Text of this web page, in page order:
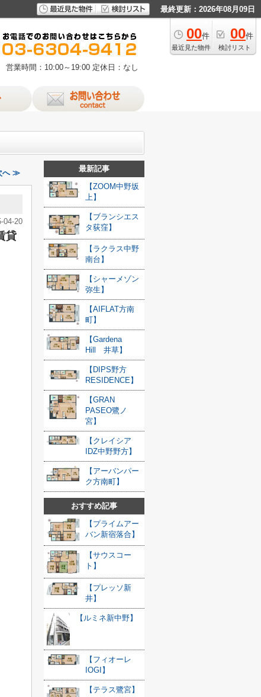
最終更新：2026年08月09日
00件
最近見た物件
00件
検討リスト
営業時間：10:00～19:00 定休日：なし
へ ≫
04-20
貸
最新記事
【ZOOM中野坂
上】
【ブランシエス
タ荻窪】
【ラクラス中野
南台】
【シャーメゾン
弥生】
【AIFLAT方南
町】
【Gardena
Hill 井草】
【DIPS野方
RESIDENCE】
【GRAN
PASEO鷺ノ
宮】
【クレイシア
IDZ中野野方】
【アーバンパー
ク方南町】
おすすめ記事
【プライムアー
バン新宿落合】
【サウスコー
ト】
【プレッソ新
井】
【ルミネ新中野】
【フィオーレ
IOGI】
【テラス鷺宮】